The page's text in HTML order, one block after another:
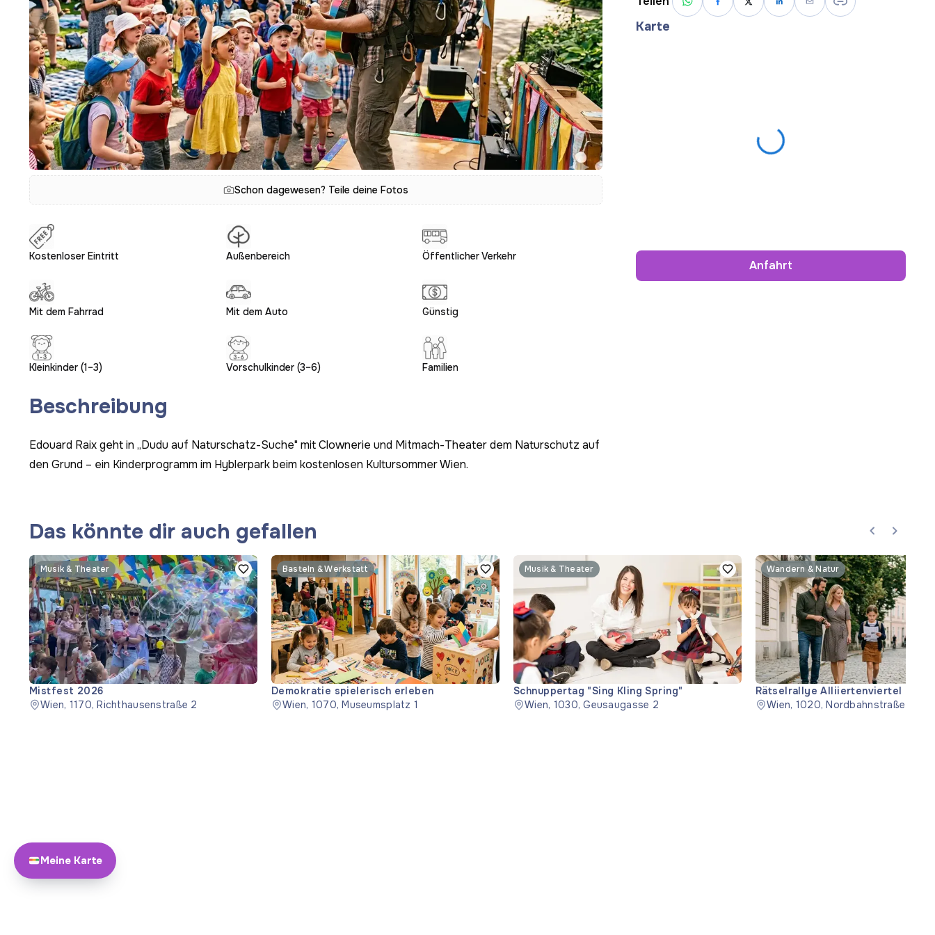
Schon dagewesen? Teile deine Fotos
Kostenloser Eintritt Außenbereich Öffentlicher Verkehr
Mit dem Fahrrad Mit dem Auto Günstig
Kleinkinder (1–3) Vorschulkinder (3–6) Familien
Beschreibung
Edouard Raix geht in „Dudu auf Naturschatz-Suche" mit Clownerie und Mitmach-Theater dem Naturschutz auf
den Grund – ein Kinderprogramm im Hyblerpark beim kostenlosen Kultursommer Wien.
Karte
Anfahrt
Das könnte dir auch gefallen
Musik & Theater
Mistfest 2026
Wien, 1170, Richthausenstraße 2
Basteln & Werkstatt
Demokratie spielerisch erleben
Wien, 1070, Museumsplatz 1
Musik & Theater
Schnuppertag "Sing Kling Spring"
Wien, 1030, Geusaugasse 2
Wandern & Natur
Rätselrallye Alliiertenviertel
Wien, 1020, Nordbahnstraße 14
Meine Karte